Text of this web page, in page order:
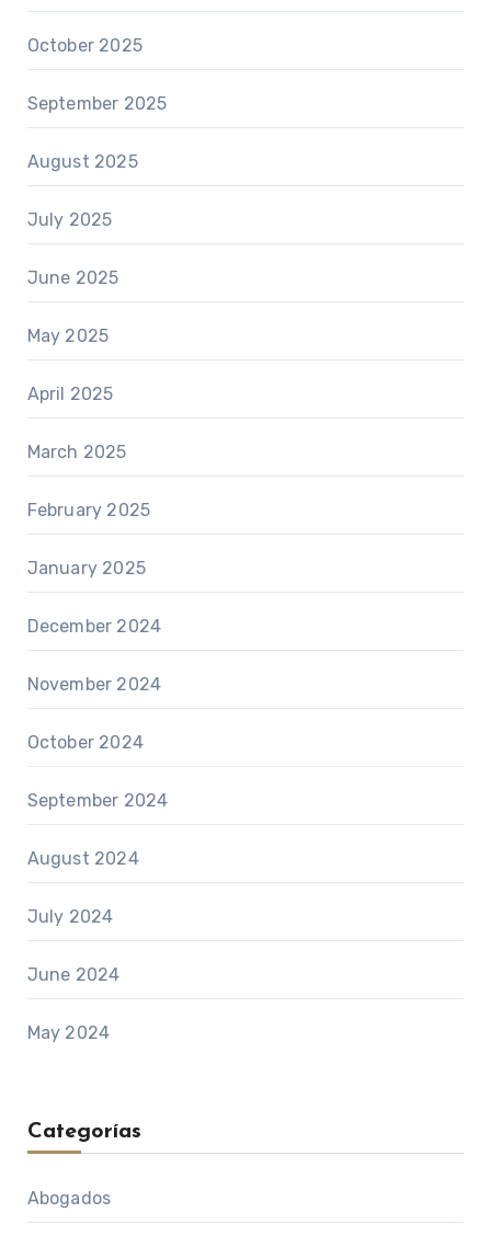
October 2025
September 2025
August 2025
July 2025
June 2025
May 2025
April 2025
March 2025
February 2025
January 2025
December 2024
November 2024
October 2024
September 2024
August 2024
July 2024
June 2024
May 2024
Categorías
Abogados